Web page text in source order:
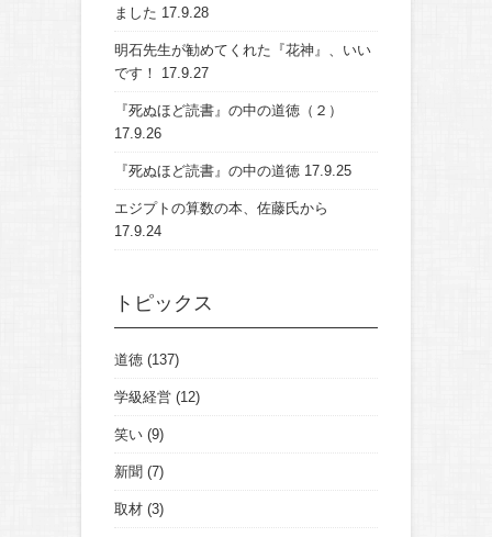
ました 17.9.28
明石先生が勧めてくれた『花神』、いい
です！
17.9.27
『死ぬほど読書』の中の道徳（２）
17.9.26
『死ぬほど読書』の中の道徳 17.9.25
エジプトの算数の本、佐藤氏から
17.9.24
トピックス
道徳 (137)
学級経営 (12)
笑い (9)
新聞 (7)
取材 (3)